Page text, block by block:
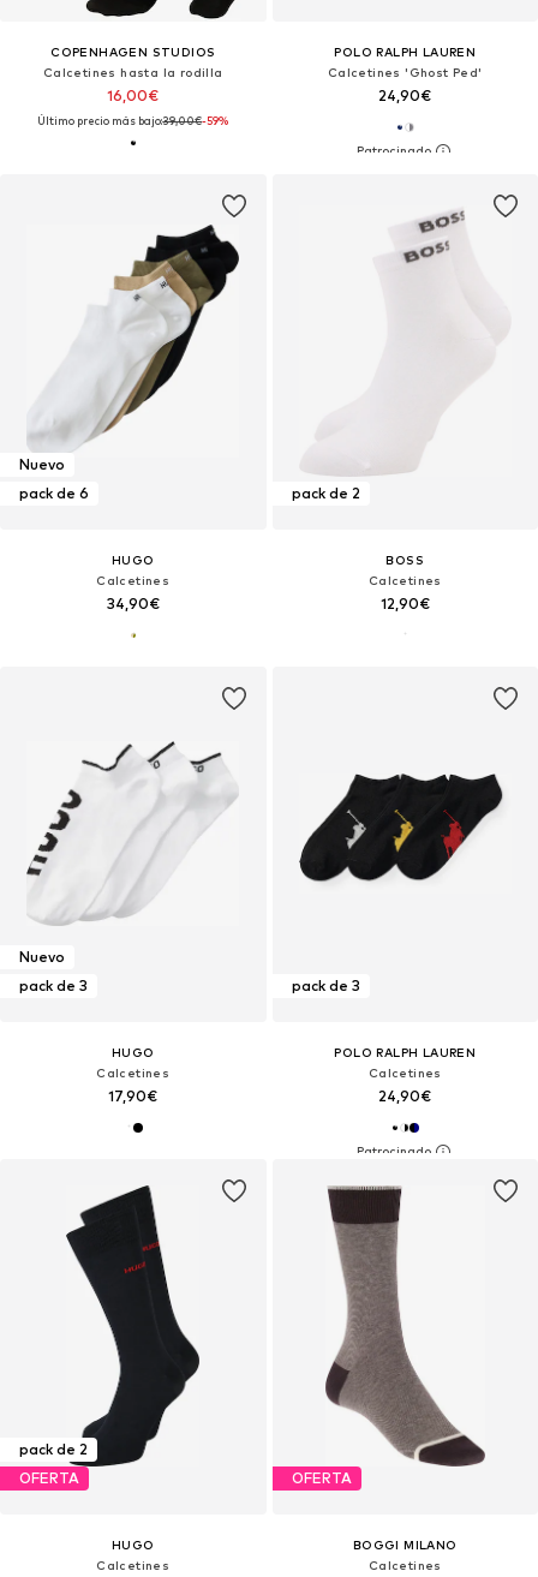
COPENHAGEN STUDIOS
Calcetines hasta la rodilla
16,00€
Último precio más bajo:39,00€-59%
POLO RALPH LAUREN
Calcetines 'Ghost Ped'
24,90€
Nuevo
pack de 6
HUGO
Calcetines
34,90€
pack de 2
BOSS
Calcetines
12,90€
Nuevo
pack de 3
HUGO
Calcetines
17,90€
pack de 3
POLO RALPH LAUREN
Calcetines
24,90€
pack de 2
OFERTA
HUGO
Calcetines
OFERTA
BOGGI MILANO
Calcetines